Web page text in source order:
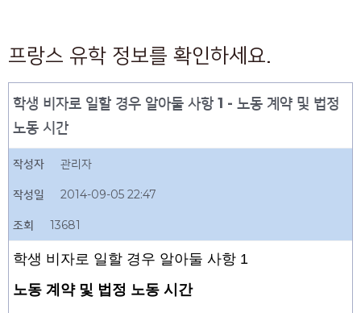
프랑스 유학 정보를 확인하세요.
학생 비자로 일할 경우 알아둘 사항 1 - 노동 계약 및 법정
노동 시간
작성자 관리자
작성일 2014-09-05 22:47
조회 13681
학생 비자로 일할 경우 알아둘 사항 1
노동 계약 및 법정 노동 시간